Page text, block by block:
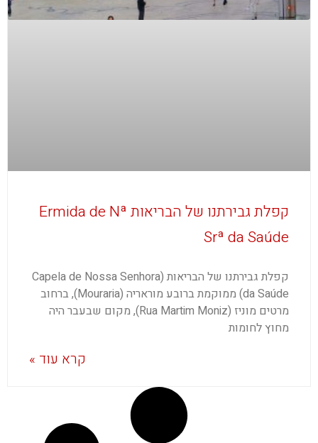
קפלת גבירתנו של הבריאות Ermida de Nª
Srª da Saúde
קפלת גבירתנו של הבריאות (Capela de Nossa Senhora
da Saúde) ממוקמת ברובע מוראריה (Mouraria), ברחוב
מרטים מוניז (Rua Martim Moniz), מקום שבעבר היה
מחוץ לחומות
קרא עוד »